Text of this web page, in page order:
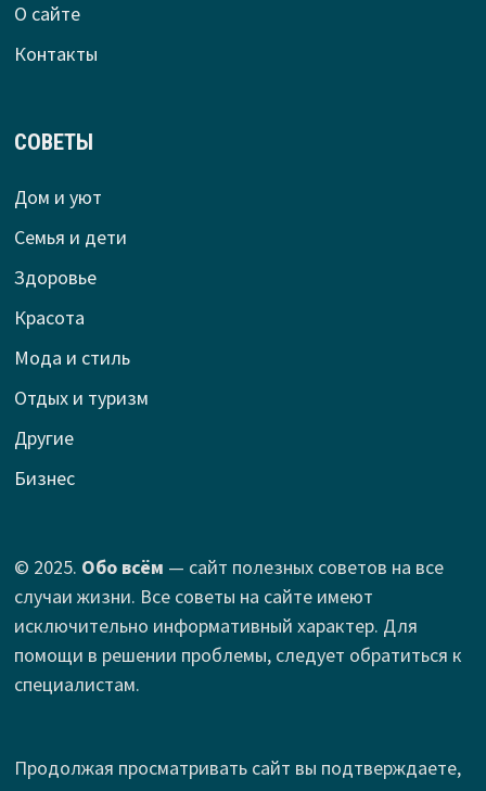
О сайте
Контакты
СОВЕТЫ
Дом и уют
Семья и дети
Здоровье
Красота
Мода и стиль
Отдых и туризм
Другие
Бизнес
© 2025. Обо всём — сайт полезных советов на все
случаи жизни. Все советы на сайте имеют
исключительно информативный характер. Для
помощи в решении проблемы, следует обратиться к
специалистам.
Продолжая просматривать сайт вы подтверждаете,